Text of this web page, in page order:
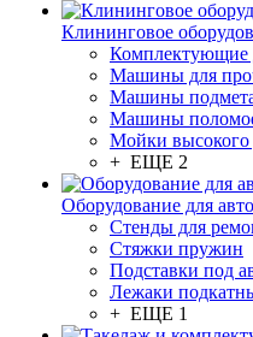
Клининговое
Комплектующие
Машины для
Машины
Машины
Мойки высокого
+ ЕЩЕ 2
Оборудование для
Стенды для
Стяжки пружин
Подставки под
Лежаки
+ ЕЩЕ 1